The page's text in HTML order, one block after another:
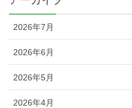
2026年7月
2026年6月
2026年5月
2026年4月